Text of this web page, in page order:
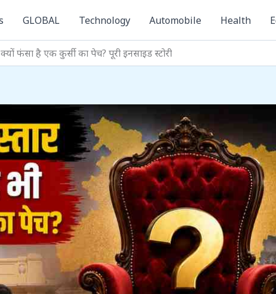
GLOBAL Technology Automobile Health
क्यों फंसा है एक कुर्सी का पेच? पूरी इनसाइड स्टोरी